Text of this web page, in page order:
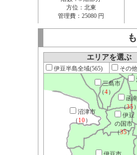
方位：北東
管理費：25080 円
エリアを選ぶ
伊豆半島全域(565)
その
函
（35
三島市
（4 ）
沼津市
（ 10 ）
伊豆
の国市
（35）